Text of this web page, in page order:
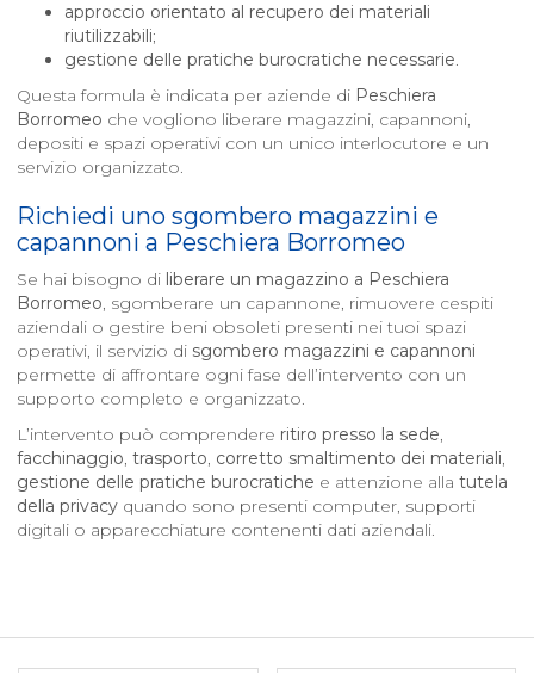
approccio orientato al recupero dei materiali
riutilizzabili;
gestione delle pratiche burocratiche necessarie.
Questa formula è indicata per aziende di Peschiera
Borromeo che vogliono liberare magazzini, capannoni,
depositi e spazi operativi con un unico interlocutore e un
servizio organizzato.
Richiedi uno sgombero magazzini e
capannoni a Peschiera Borromeo
Se hai bisogno di liberare un magazzino a Peschiera
Borromeo, sgomberare un capannone, rimuovere cespiti
aziendali o gestire beni obsoleti presenti nei tuoi spazi
operativi, il servizio di sgombero magazzini e capannoni
permette di affrontare ogni fase dell’intervento con un
supporto completo e organizzato.
L’intervento può comprendere ritiro presso la sede,
facchinaggio, trasporto, corretto smaltimento dei materiali,
gestione delle pratiche burocratiche e attenzione alla tutela
della privacy quando sono presenti computer, supporti
digitali o apparecchiature contenenti dati aziendali.